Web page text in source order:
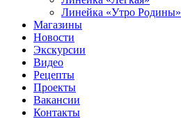
Линейка «Утро Родины»
Магазины
Новости
Экскурсии
Видео
Рецепты
Проекты
Вакансии
Контакты